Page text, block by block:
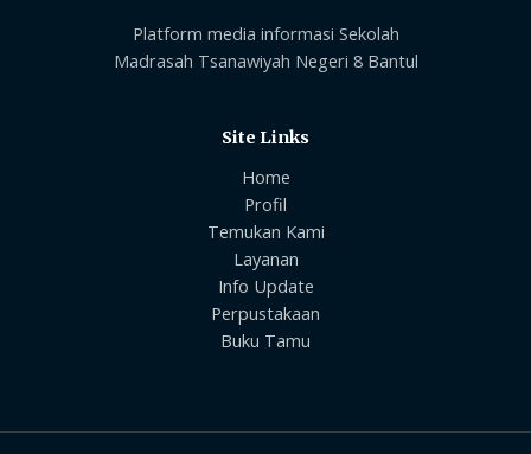
Platform media informasi Sekolah
Madrasah Tsanawiyah Negeri 8 Bantul
Site Links
Home
Profil
Temukan Kami
Layanan
Info Update
Perpustakaan
Buku Tamu